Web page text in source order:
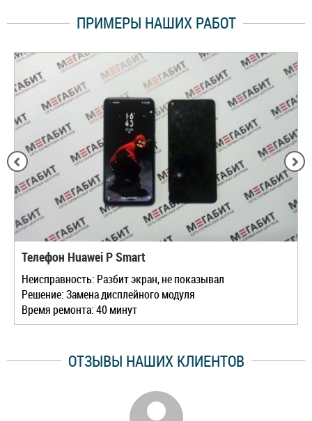
ПРИМЕРЫ НАШИХ РАБОТ
Телефон Huawei P Smart
Неисправность: Разбит экран, не показывал
Решение: Замена дисплейного модуля
Время ремонта: 40 минут
ОТЗЫВЫ НАШИХ КЛИЕНТОВ